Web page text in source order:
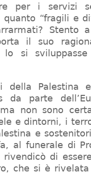
per i servizi
“fragili e
Stento
il suo
si
Palestina
da parte
non sono
e dintorni, i
e
al funerale di
di
che si è